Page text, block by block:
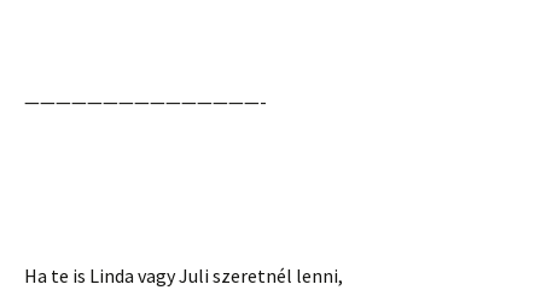
———————————————-
Ha te is Linda vagy Juli szeretnél lenni,